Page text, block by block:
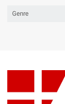
Genre